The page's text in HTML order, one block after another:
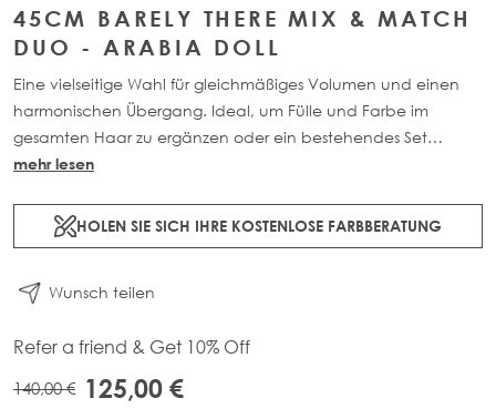
45CM BARELY THERE MIX & MATCH
DUO - ARABIA DOLL
Eine vielseitige Wahl für gleichmäßiges Volumen und einen
harmonischen Übergang. Ideal, um Fülle und Farbe im
gesamten Haar zu ergänzen oder ein bestehendes Set
aufzuwerten. Enthält 2 x 3-Clip Tressen. Jedes Teil ist aus 100%
(46g) und 50cm (52g).
mehr lesen
HOLEN SIE SICH IHRE KOSTENLOSE FARBBERATUNG
Wunsch teilen
Refer a friend & Get 10% Off
140,00 € 125,00 €